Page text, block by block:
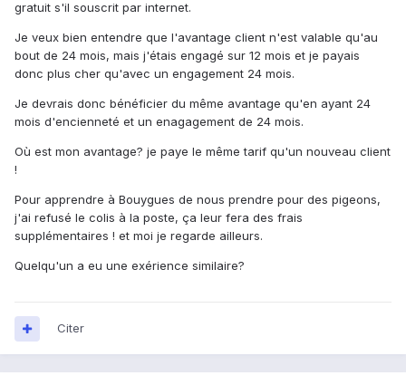
gratuit s'il souscrit par internet.
Je veux bien entendre que l'avantage client n'est valable qu'au
bout de 24 mois, mais j'étais engagé sur 12 mois et je payais
donc plus cher qu'avec un engagement 24 mois.
Je devrais donc bénéficier du même avantage qu'en ayant 24
mois d'encienneté et un enagagement de 24 mois.
Où est mon avantage? je paye le même tarif qu'un nouveau client
!
Pour apprendre à Bouygues de nous prendre pour des pigeons,
j'ai refusé le colis à la poste, ça leur fera des frais
supplémentaires ! et moi je regarde ailleurs.
Quelqu'un a eu une exérience similaire?
Citer